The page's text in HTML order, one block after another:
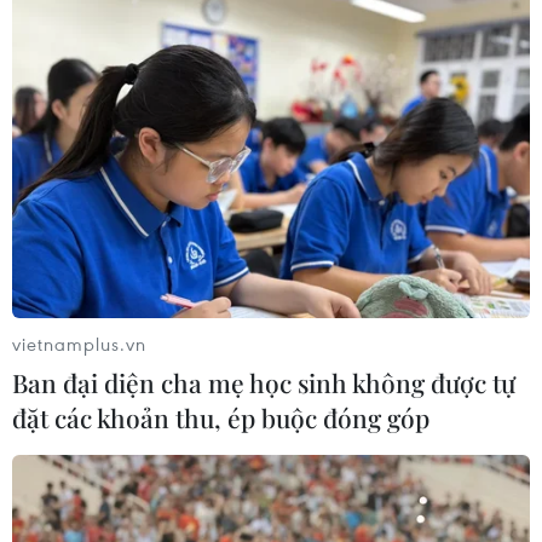
vietnamplus.vn
Ban đại diện cha mẹ học sinh không được tự
đặt các khoản thu, ép buộc đóng góp